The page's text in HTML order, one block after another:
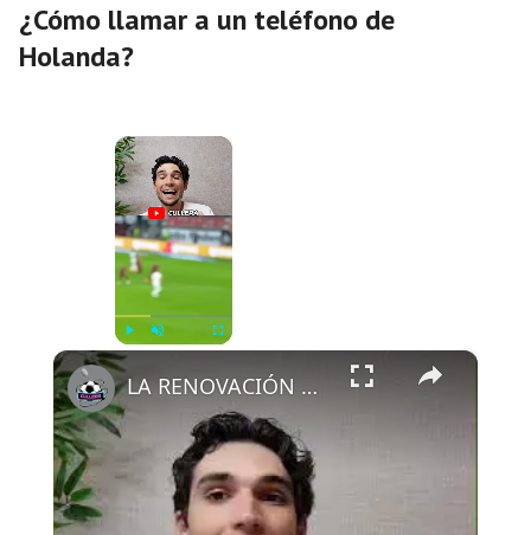
¿Cómo llamar a un teléfono de
Holanda?
×
×
LA RENOVACIÓN DE KANE